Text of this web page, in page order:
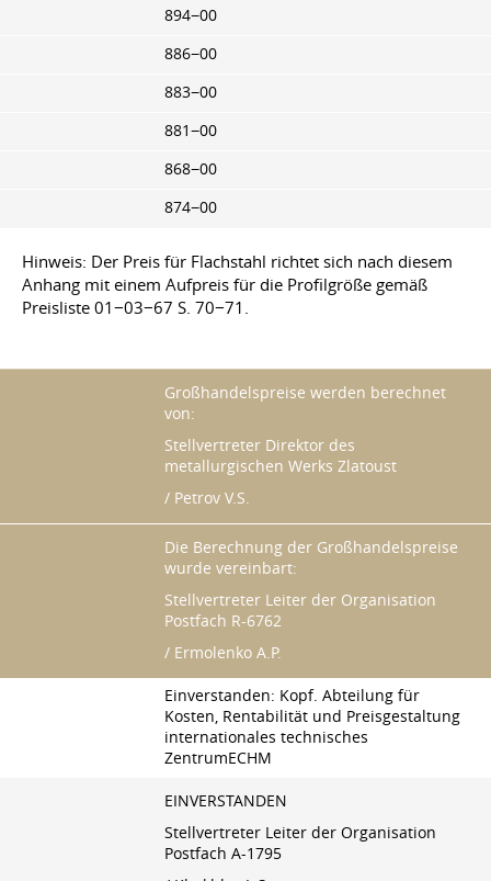
894−00
886−00
883−00
881−00
868−00
874−00
Hinweis: Der Preis für Flachstahl richtet sich nach diesem
Anhang mit einem Aufpreis für die Profilgröße gemäß
Preisliste 01−03−67 S. 70−71.
Großhandelspreise werden berechnet
von:
Stellvertreter Direktor des
metallurgischen Werks Zlatoust
/ Petrov V.S.
Die Berechnung der Großhandelspreise
wurde vereinbart:
Stellvertreter Leiter der Organisation
Postfach R-6762
/ Ermolenko A.P.
Einverstanden: Kopf. Abteilung für
Kosten, Rentabilität und Preisgestaltung
internationales technisches
ZentrumECHM
EINVERSTANDEN
Stellvertreter Leiter der Organisation
Postfach A-1795